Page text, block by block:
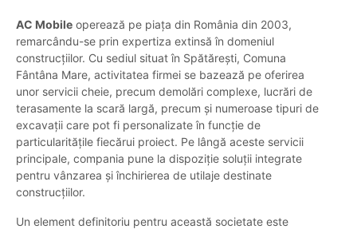
AC Mobile operează pe piața din România din 2003,
remarcându-se prin expertiza extinsă în domeniul
construcțiilor. Cu sediul situat în Spătărești, Comuna
Fântâna Mare, activitatea firmei se bazează pe oferirea
unor servicii cheie, precum demolări complexe, lucrări de
terasamente la scară largă, precum și numeroase tipuri de
excavații care pot fi personalizate în funcție de
particularitățile fiecărui proiect. Pe lângă aceste servicii
principale, compania pune la dispoziție soluții integrate
pentru vânzarea și închirierea de utilaje destinate
construcțiilor.
Un element definitoriu pentru această societate este